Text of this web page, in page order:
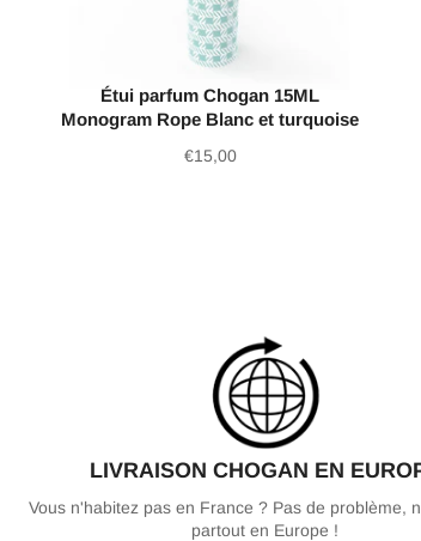
Étui parfum Chogan 15ML
Monogram Rope Blanc et turquoise
Prix
€15,00
LIVRAISON CHOGAN EN
Vous n'habitez pas en France ? Pas de problème,
partout en Europe !